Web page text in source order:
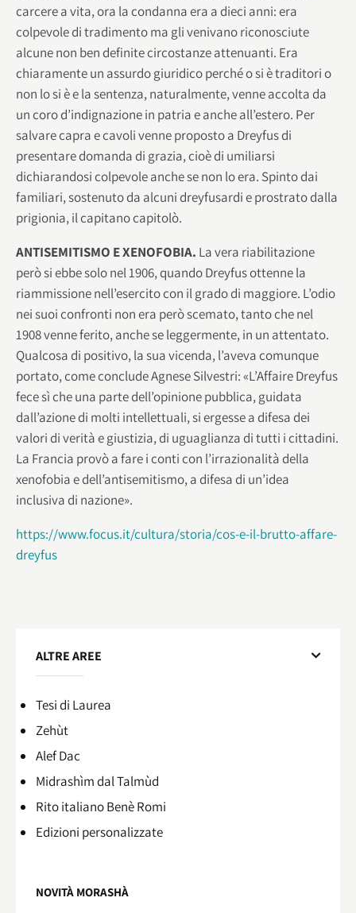
carcere a vita, ora la condanna era a dieci anni: era
colpevole di tradimento ma gli venivano riconosciute
alcune non ben definite circostanze attenuanti. Era
chiaramente un assurdo giuridico perché o si è traditori o
non lo si è e la sentenza, naturalmente, venne accolta da
un coro d’indignazione in patria e anche all’estero. Per
salvare capra e cavoli venne proposto a Dreyfus di
presentare domanda di grazia, cioè di umiliarsi
dichiarandosi colpevole anche se non lo era. Spinto dai
familiari, sostenuto da alcuni dreyfusardi e prostrato dalla
prigionia, il capitano capitolò.
ANTISEMITISMO E XENOFOBIA. La vera riabilitazione
però si ebbe solo nel 1906, quando Dreyfus ottenne la
riammissione nell’esercito con il grado di maggiore. L’odio
nei suoi confronti non era però scemato, tanto che nel
1908 venne ferito, anche se leggermente, in un attentato.
Qualcosa di positivo, la sua vicenda, l’aveva comunque
portato, come conclude Agnese Silvestri: «L’Affaire Dreyfus
fece sì che una parte dell’opinione pubblica, guidata
dall’azione di molti intellettuali, si ergesse a difesa dei
valori di verità e giustizia, di uguaglianza di tutti i cittadini.
La Francia provò a fare i conti con l’irrazionalità della
xenofobia e dell’antisemitismo, a difesa di un’idea
inclusiva di nazione».
https://www.focus.it/cultura/storia/cos-e-il-brutto-affare-
dreyfus
ALTRE AREE
Tesi di Laurea
Zehùt
Alef Dac
Midrashìm dal Talmùd
Rito italiano Benè Romi​
Edizioni personalizzate
NOVITÀ MORASHÀ